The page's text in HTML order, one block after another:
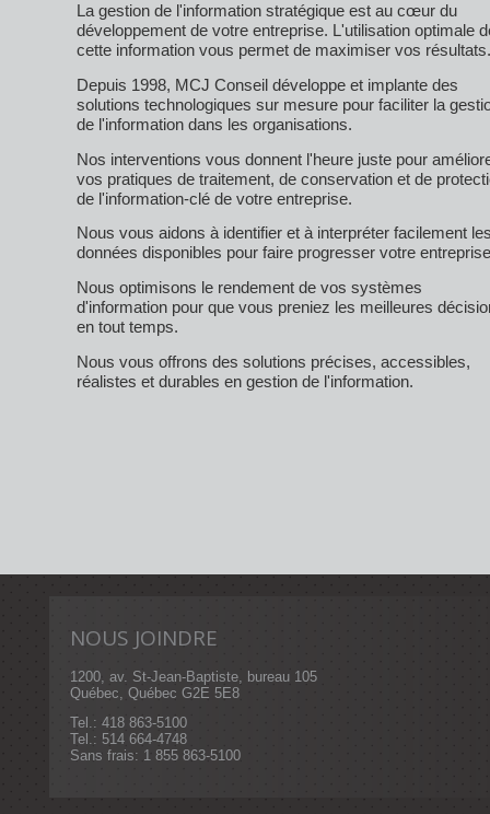
La gestion de l'information stratégique est au cœur du
développement de votre entreprise. L'utilisation optimale
cette information vous permet de maximiser vos résultats.
Depuis 1998, MCJ Conseil développe et implante des
solutions technologiques sur mesure pour faciliter la
de l'information dans les organisations.
Nos interventions vous donnent l'heure juste pour
vos pratiques de traitement, de conservation et de
de l'information-clé de votre entreprise.
Nous vous aidons à identifier et à interpréter facilement
données disponibles pour faire progresser votre
Nous optimisons le rendement de vos systèmes
d'information pour que vous preniez les meilleures
en tout temps.
Nous vous offrons des solutions précises, accessibles,
réalistes et durables en gestion de l'information.
NOUS JOINDRE
1200, av. St-Jean-Baptiste, bureau 105
Québec, Québec G2E 5E8
Tel.: 418 863-5100
Tel.: 514 664-4748
Sans frais: 1 855 863-5100